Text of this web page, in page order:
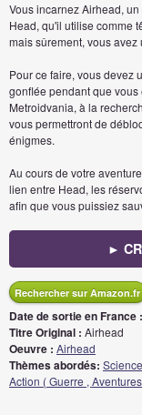
Vous incarnez Airhead,
Head, qu'il utilise comme
mais sûrement, vous
Pour ce faire, vous devez
gonflée pendant que
Metroidvania, à la
vous permettront de
énigmes.
Au cours de votre
lien entre Head, les
afin que vous puissiez
►
Rechercher sur Amazon.fr
Date de sortie en France :
Titre Original : Airhead
Oeuvre : Airhead
Thèmes abordés:
Action ( Guerre ,